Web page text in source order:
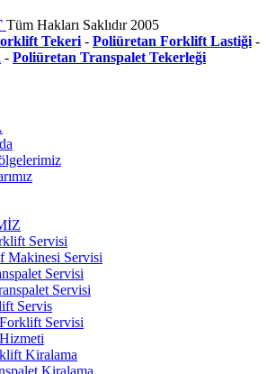
Tüm Hakları Saklıdır 2005
Tekeri - Poliüretan Forklift Lastiği -
- Poliüretan Transpalet Tekerleği
Servisi
Makinesi Servisi
Servisi
Servisi
Servis
Servisi
Kiralama